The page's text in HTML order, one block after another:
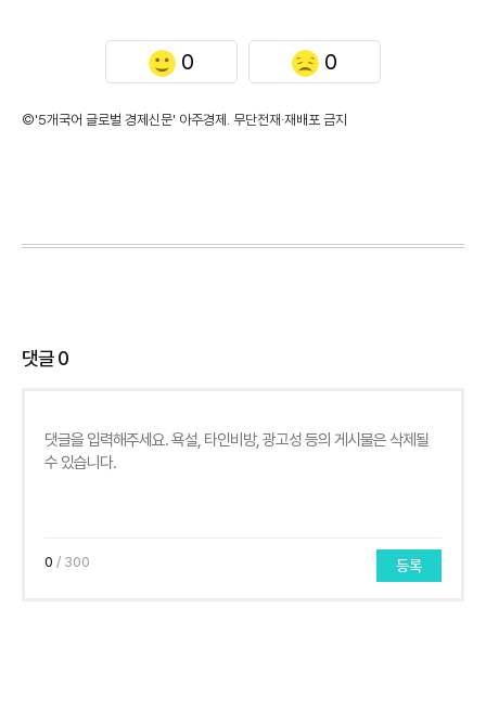
0 0
©'5개국어 글로벌 경제신문' 아주경제. 무단전재·재배포 금지
댓글0
0 / 300 등록